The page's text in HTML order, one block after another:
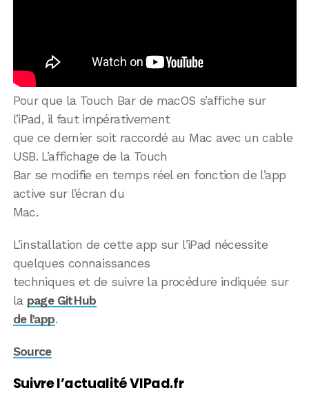
Pour que la Touch Bar de macOS s’affiche sur
l’iPad, il faut impérativement
que ce dernier soit raccordé au Mac avec un cable
USB. L’affichage de la Touch
Bar se modifie en temps réel en fonction de l’app
active sur l’écran du
Mac.
L’installation de cette app sur l’iPad nécessite
quelques connaissances
techniques et de suivre la procédure indiquée sur
la page GitHub
de l’app.
Source
Suivre l’actualité VIPad.fr